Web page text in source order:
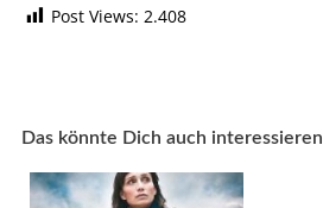
Post Views: 2.408
Das könnte Dich auch interessieren